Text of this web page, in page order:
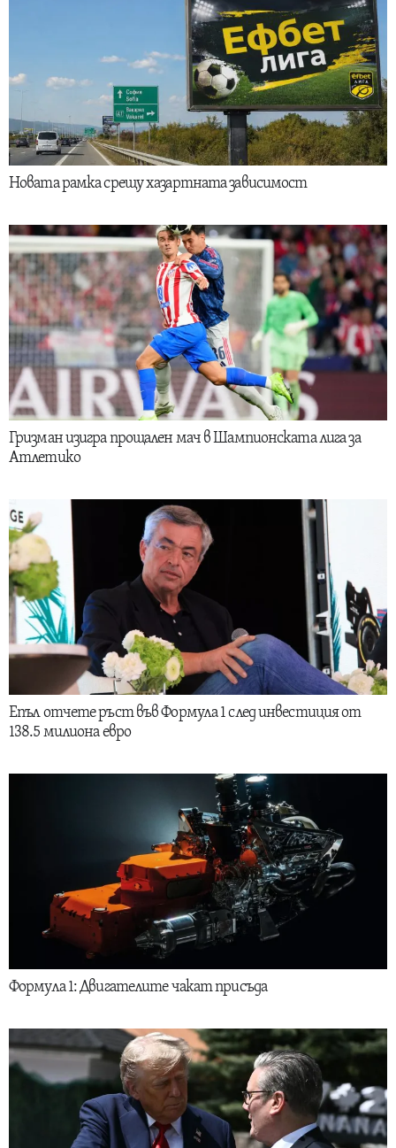
Новата рамка срещу хазартната зависимост
Гризман изигра прощален мач в Шампионската лига за
Атлетико
Епъл отчете ръст във Формула 1 след инвестиция от
138.5 милиона евро
Формула 1: Двигателите чакат присъда